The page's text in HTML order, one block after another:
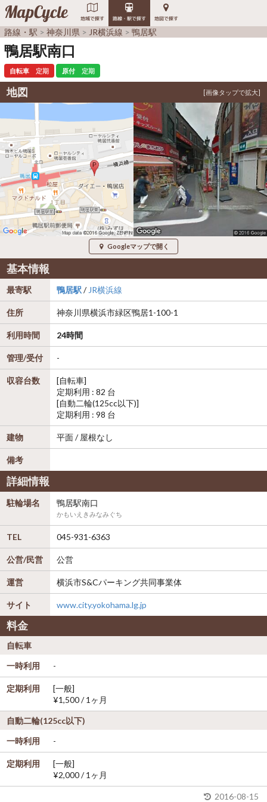
MapCycle 地域で探す 路線・駅で探す 地図で探す
路線・駅 神奈川県 JR横浜線 鴨居駅
鴨居駅南口
自転車 定期 原付 定期
地図
Googleマップで開く
基本情報
最寄駅 鴨居駅 / JR横浜線
住所 神奈川県横浜市緑区鴨居1-100-1
利用時間 24時間
管理/受付 -
収容台数
[自転車]
定期利用 : 82 台
[自動二輪(125cc以下)]
定期利用 : 98 台
建物 平面 / 屋根なし
備考
詳細情報
駐輪場名 鴨居駅南口
かもいえきみなみぐち
TEL 045-931-6363
公営/民営 公営
運営 横浜市S&Cパーキング共同事業体
サイト www.city.yokohama.lg.jp
料金
自転車
一時利用
-
定期利用
[一般]
¥1,500 / 1ヶ月
自動二輪(125cc以下)
一時利用
-
定期利用
[一般]
¥2,000 / 1ヶ月
2016-08-15